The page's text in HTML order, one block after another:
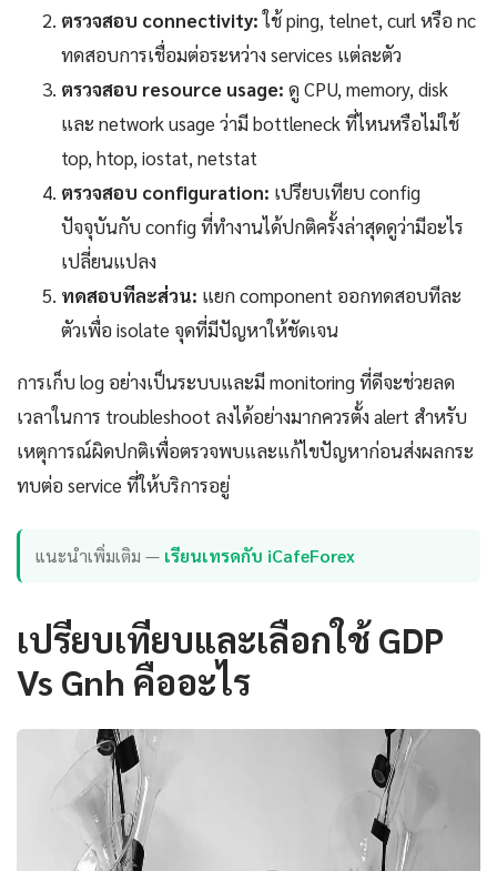
ตรวจสอบ connectivity:ใช้ ping, telnet, curl หรือ nc
ทดสอบการเชื่อมต่อระหว่าง services แต่ละตัว
ตรวจสอบ resource usage: ดู CPU, memory, disk
และ network usage ว่ามี bottleneck ที่ไหนหรือไม่ใช้
top, htop, iostat, netstat
ตรวจสอบ configuration: เปรียบเทียบ config
ปัจจุบันกับ config ที่ทำงานได้ปกติครั้งล่าสุดดูว่ามีอะไร
เปลี่ยนแปลง
ทดสอบทีละส่วน: แยก component ออกทดสอบทีละ
ตัวเพื่อ isolate จุดที่มีปัญหาให้ชัดเจน
การเก็บ log อย่างเป็นระบบและมี monitoring ที่ดีจะช่วยลด
เวลาในการ troubleshoot ลงได้อย่างมากควรตั้ง alert สำหรับ
เหตุการณ์ผิดปกติเพื่อตรวจพบและแก้ไขปัญหาก่อนส่งผลกระ
ทบต่อ service ที่ให้บริการอยู่
แนะนำเพิ่มเติม — เรียนเทรดกับ iCafeForex
เปรียบเทียบและเลือกใช้ GDP
Vs Gnh คืออะไร